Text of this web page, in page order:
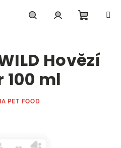
košík
Hovězí
ml
PET FOOD